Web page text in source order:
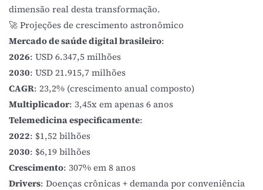
dimensão real desta transformação.
🚀 Projeções de crescimento astronômico
Mercado de saúde digital brasileiro:
2026: USD 6.347,5 milhões
2030: USD 21.915,7 milhões
CAGR: 23,2% (crescimento anual composto)
Multiplicador: 3,45x em apenas 6 anos
Telemedicina especificamente:
2022: $1,52 bilhões
2030: $6,19 bilhões
Crescimento: 307% em 8 anos
Drivers: Doenças crônicas + demanda por conveniência